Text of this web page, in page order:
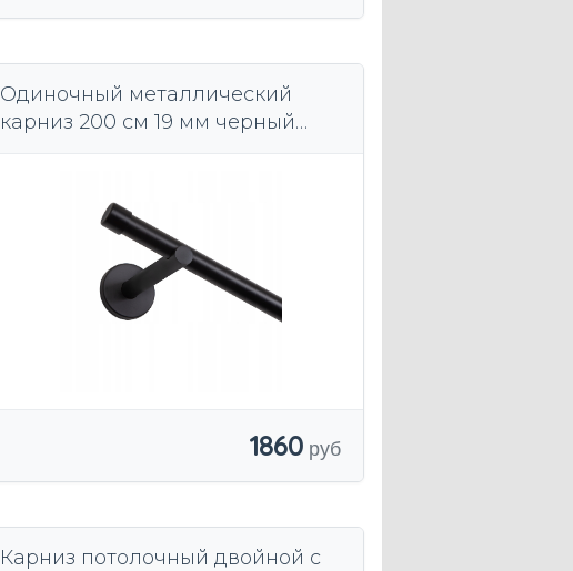
Одиночный металлический
карниз 200 см 19 мм черный
1860
Карниз потолочный двойной с